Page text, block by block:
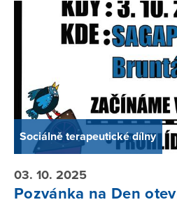
Sociálně terapeutické dílny
03. 10. 2025
Pozvánka na Den